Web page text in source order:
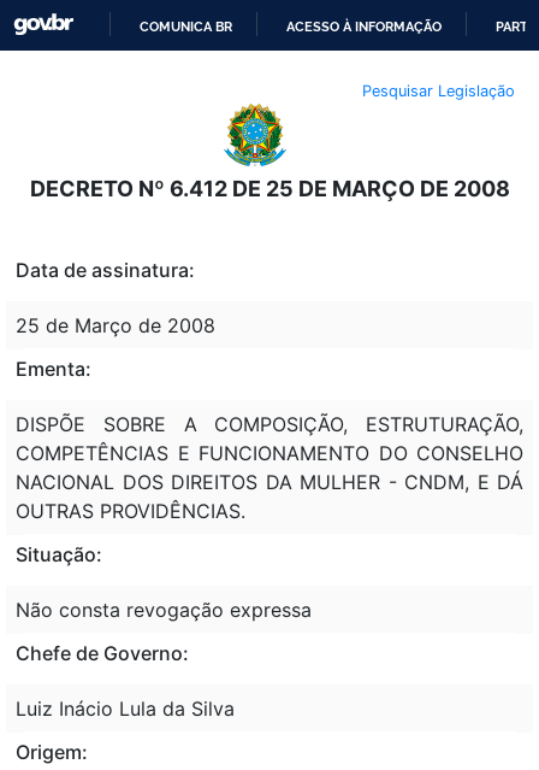
O
CONTEÚDO
COMUNICA BR ACESSO À INFORMAÇÃO
Pesquisar Legislação
DECRETO Nº 6.412 DE 25 DE MARÇO DE 2008
Data de assinatura:
25 de Março de 2008
Ementa:
DISPÕE SOBRE A COMPOSIÇÃO, ESTRUTURAÇÃO,
COMPETÊNCIAS E FUNCIONAMENTO DO CONSELHO
NACIONAL DOS DIREITOS DA MULHER - CNDM, E DÁ
OUTRAS PROVIDÊNCIAS.
Situação:
Não consta revogação expressa
Chefe de Governo:
Luiz Inácio Lula da Silva
Origem: